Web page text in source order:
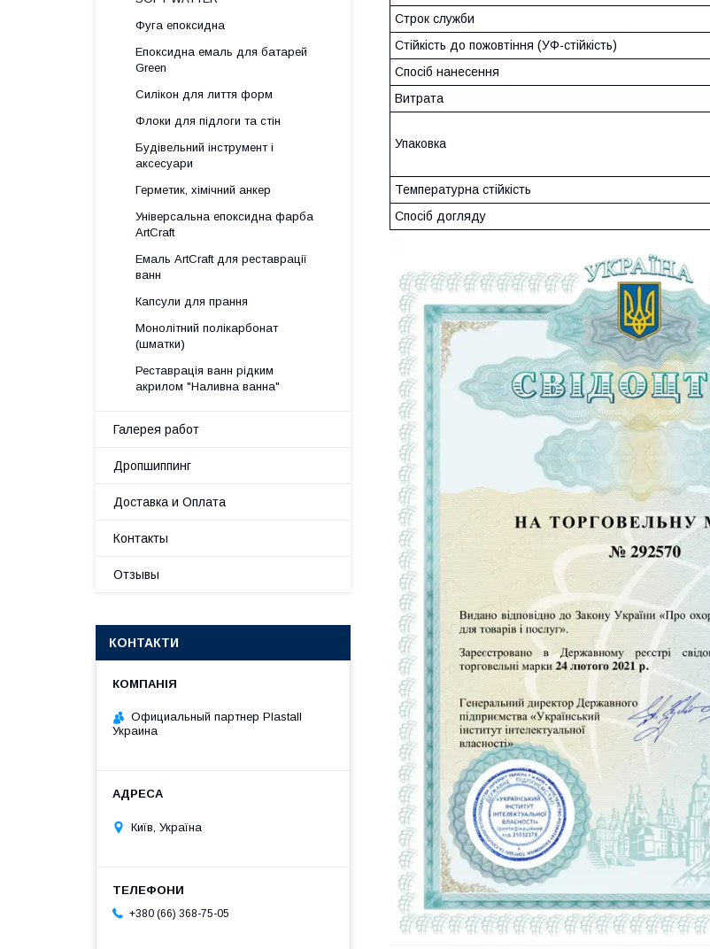
Строк служби
Стійкість до пожовтіння (УФ-стійкість)
Спосіб нанесення
Витрата
Упаковка
Температурна стійкість
Спосіб догляду
Фуга епоксидна
Епоксидна емаль для батарей
Green
Силікон для лиття форм
Флоки для підлоги та стін
Будівельний інструмент і
аксесуари
Герметик, хімічний анкер
Універсальна епоксидна фарба
ArtCraft
Емаль ArtCraft для реставрації
ванн
Капсули для прання
Монолітний полікарбонат
(шматки)
Реставрація ванн рідким
акрилом "Наливна ванна"
Галерея работ
Дропшиппинг
Доставка и Оплата
Контакты
Отзывы
КОНТАКТИ
Официальный партнер Plastall
Украина
Київ, Україна
+380 (66) 368-75-05